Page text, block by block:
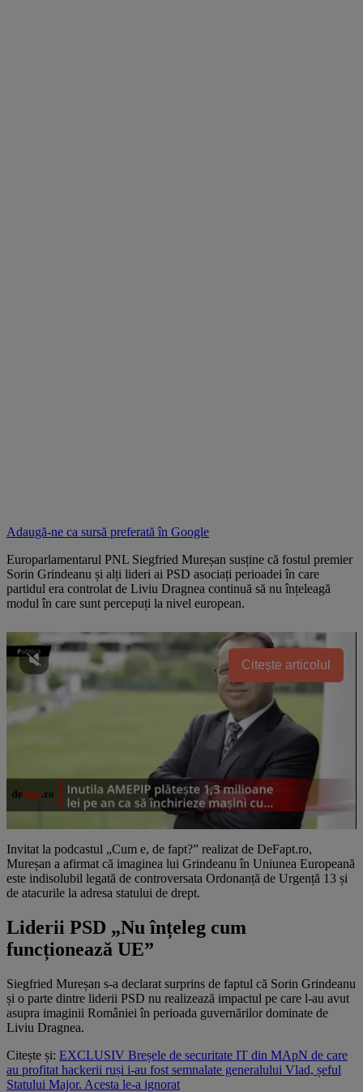
Adaugă-ne ca sursă preferată în Google
Europarlamentarul PNL Siegfried Mureșan susține că fostul premier
Sorin Grindeanu și alți lideri ai PSD asociați perioadei în care
partidul era controlat de Liviu Dragnea continuă să nu înțeleagă
modul în care sunt percepuți la nivel european.
Citește articolul
Invitat la podcastul „Cum e, de fapt?” realizat de DeFapt.ro,
Mureșan a afirmat că imaginea lui Grindeanu în Uniunea Europeană
este indisolubil legată de controversata Ordonanță de Urgență 13 și
de atacurile la adresa statului de drept.
Liderii PSD „Nu înțeleg cum
funcționează UE”
Siegfried Mureșan s-a declarat surprins de faptul că Sorin Grindeanu
și o parte dintre liderii PSD nu realizează impactul pe care l-au avut
asupra imaginii României în perioada guvernărilor dominate de
Liviu Dragnea.
Citește și: EXCLUSIV Breșele de securitate IT din MApN de care
au profitat hackerii ruși i-au fost semnalate generalului Vlad, șeful
Statului Major. Acesta le-a ignorat